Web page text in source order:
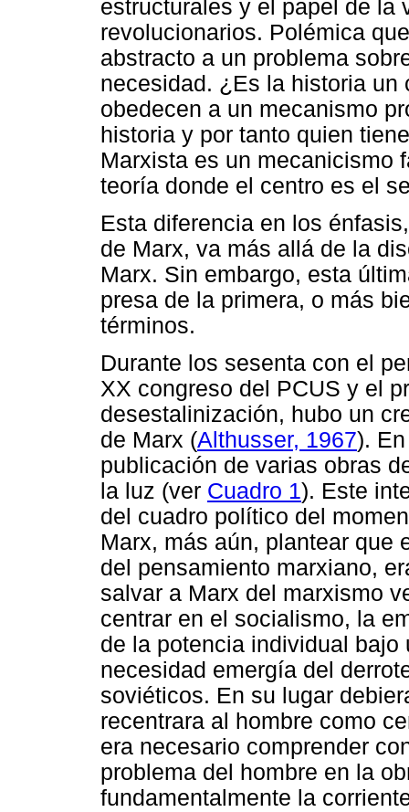
estructurales y el papel de la
revolucionarios. Polémica
abstracto a un problema
necesidad. ¿Es la historia
obedecen a un mecanismo
historia y por tanto quien
Marxista es un mecanicismo
teoría donde el centro es el
Esta diferencia en los
de Marx, va más allá de la
Marx. Sin embargo, esta
presa de la primera, o más
términos.
Durante los sesenta con el
XX congreso del PCUS y el
desestalinización, hubo un
de Marx (Althusser, 1967).
publicación de varias obras
la luz (ver Cuadro 1). Este
del cuadro político del
Marx, más aún, plantear que
del pensamiento marxiano,
salvar a Marx del marxismo
centrar en el socialismo, la
de la potencia individual
necesidad emergía del
soviéticos. En su lugar
recentrara al hombre como
era necesario comprender
problema del hombre en la
fundamentalmente la